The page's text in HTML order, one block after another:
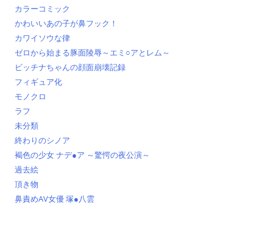
カラーコミック
かわいいあの子が鼻フック！
カワイソウな律
ゼロから始まる豚面陵辱～エミ○アとレム～
ビッチナちゃんの顔面崩壊記録
フィギュア化
モノクロ
ラフ
未分類
終わりのシノア
褐色の少女 ナデ●ア ～驚愕の夜公演～
過去絵
頂き物
鼻責めAV女優 塚●八雲